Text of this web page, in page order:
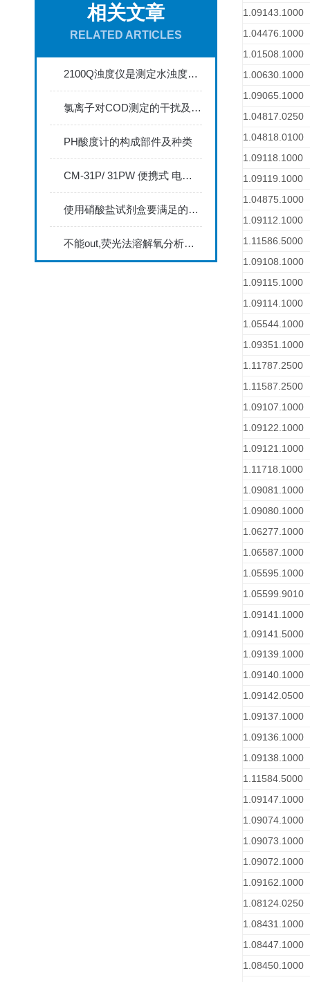
相关文章
RELATED ARTICLES
2100Q浊度仪是测定水浊度的专业装置
氯离子对COD测定的干扰及消除方法
PH酸度计的构成部件及种类
CM-31P/ 31PW 便携式 电导率分析仪 简易操作指南
使用硝酸盐试剂盒要满足的条件
不能out,荧光法溶解氧分析仪的原理和使用方法分别是怎么样的
1.09143.1000
1.04476.1000
1.01508.1000
1.00630.1000
1.09065.1000
1.04817.0250
1.04818.0100
1.09118.1000
1.09119.1000
1.04875.1000
1.09112.1000
1.11586.5000
1.09108.1000
1.09115.1000
1.09114.1000
1.05544.1000
1.09351.1000
1.11787.2500
1.11587.2500
1.09107.1000
1.09122.1000
1.09121.1000
1.11718.1000
1.09081.1000
1.09080.1000
1.06277.1000
1.06587.1000
1.05595.1000
1.05599.9010
1.09141.1000
1.09141.5000
1.09139.1000
1.09140.1000
1.09142.0500
1.09137.1000
1.09136.1000
1.09138.1000
1.11584.5000
1.09147.1000
1.09074.1000
1.09073.1000
1.09072.1000
1.09162.1000
1.08124.0250
1.08431.1000
1.08447.1000
1.08450.1000